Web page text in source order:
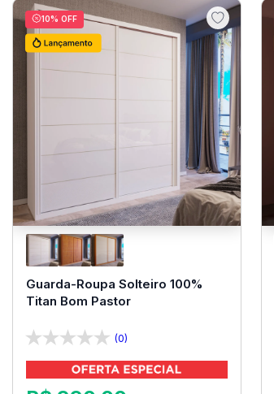
10% OFF
Guarda-Roupa Solteiro 100%
Titan Bom Pastor
(0)